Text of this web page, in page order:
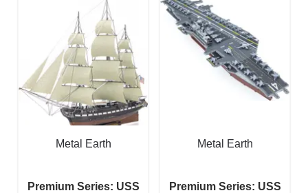
Metal Earth
Premium Series: USS
Metal Earth
Premium Series: USS